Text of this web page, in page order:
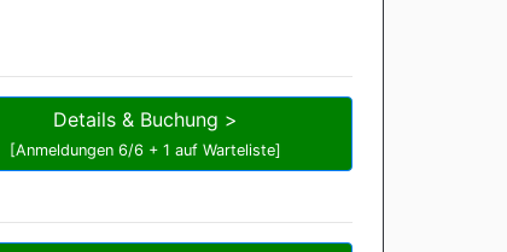
Details & Buchung >
[Anmeldungen 6/6 + 1 auf Warteliste]